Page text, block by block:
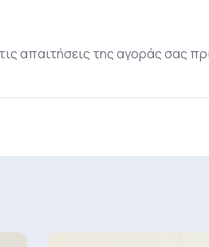
απαιτήσεις της αγοράς σας